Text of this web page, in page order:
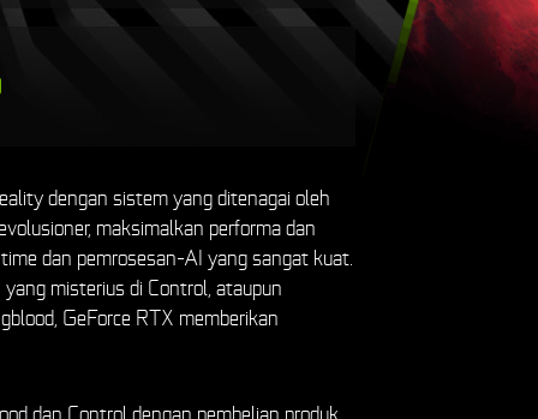
dengan sistem yang ditenagai oleh
maksimalkan performa dan
dan pemrosesan-AI yang sangat kuat.
misterius di Control, ataupun
GeForce RTX memberikan
dan Control dengan pembelian produk